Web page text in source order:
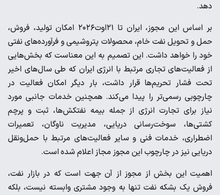
دهد.
بر اساس این مجوز، ایران تا ۲۱اوت۲۰۲۶ امکان تولید، فروش،
حمل و تحویل نفت خام، محصولات پتروشیمی و فرآورده‌های نفتی
خود را خواهد داشت. این تصمیم به این معناست که بخش‌هایی
از فعالیت‌های تجاری مرتبط با انرژی ایران که طی سال‌های اخیر
تحت فشار تحریم‌ها قرار داشت، بار دیگر امکان فعالیت در
چارچوبی رسمی‌تر را پیدا می‌کند. همچنین خدمات جانبی مورد
نیاز برای تجارت انرژی از جمله بیمه نفتکش‌ها، ثبت و پرچم
کشتی‌ها، سوخت‌رسانی دریایی، مدیریت ناوگان، تعمیرات
اضطراری، خدمات فنی و سایر فعالیت‌های مرتبط با حمل‌ونقل
دریایی نیز در چارچوب این مجوز مجاز اعلام شده است.
اهمیت این بخش از مجوز از آن جهت است که در بازار نفت،
فروش یک بشکه نفت تنها به وجود مشتری وابسته نیست، بلکه